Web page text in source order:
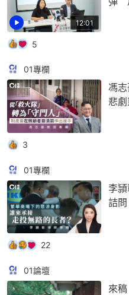
12:01
5
01專欄
馮
悲
3
01專欄
李
詰
22
01論壇
來